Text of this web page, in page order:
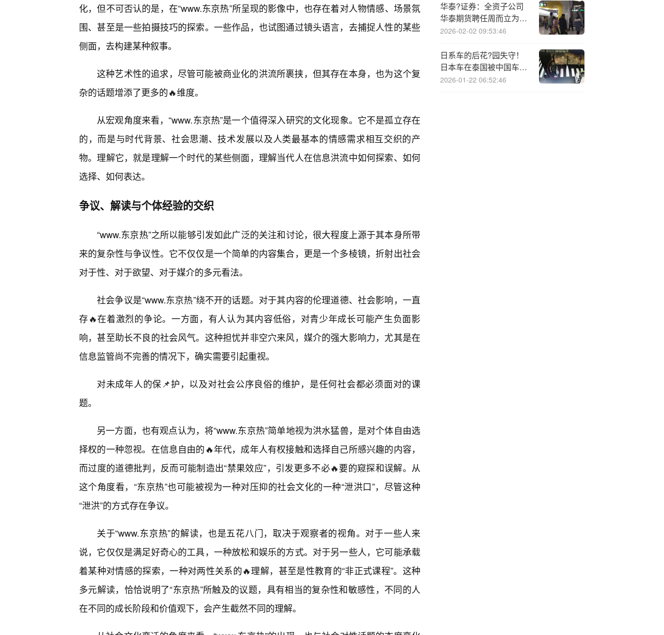
化，但不可否认的是，在“www.东京热”所呈现的影像中，也存在着对人物情感、场景氛
围、甚至是一些拍摄技巧的探索。一些作品，也试图通过镜头语言，去捕捉人性的某些
侧面，去构建某种叙事。
这种艺术性的追求，尽管可能被商业化的洪流所裹挟，但其存在本身，也为这个复
杂的话题增添了更多的🔥维度。
从宏观角度来看，“www.东京热”是一个值得深入研究的文化现象。它不是孤立存在
的，而是与时代背景、社会思潮、技术发展以及人类最基本的情感需求相互交织的产
物。理解它，就是理解一个时代的某些侧面，理解当代人在信息洪流中如何探索、如何
选择、如何表达。
争议、解读与个体经验的交织
“www.东京热”之所以能够引发如此广泛的关注和讨论，很大程度上源于其本身所带
来的复杂性与争议性。它不仅仅是一个简单的内容集合，更是一个多棱镜，折射出社会
对于性、对于欲望、对于媒介的多元看法。
社会争议是“www.东京热”绕不开的话题。对于其内容的伦理道德、社会影响，一直
存🔥在着激烈的争论。一方面，有人认为其内容低俗，对青少年成长可能产生负面影
响，甚至助长不良的社会风气。这种担忧并非空穴来风，媒介的强大影响力，尤其是在
信息监管尚不完善的情况下，确实需要引起重视。
对未成年人的保📌护，以及对社会公序良俗的维护，是任何社会都必须面对的课
题。
另一方面，也有观点认为，将“www.东京热”简单地视为洪水猛兽，是对个体自由选
择权的一种忽视。在信息自由的🔥年代，成年人有权接触和选择自己所感兴趣的内容，
而过度的道德批判，反而可能制造出“禁果效应”，引发更多不必🔥要的窥探和误解。从
这个角度看，“东京热”也可能被视为一种对压抑的社会文化的一种“泄洪口”，尽管这种
“泄洪”的方式存在争议。
关于“www.东京热”的解读，也是五花八门，取决于观察者的视角。对于一些人来
说，它仅仅是满足好奇心的工具，一种放松和娱乐的方式。对于另一些人，它可能承载
着某种对情感的探索，一种对两性关系的🔥理解，甚至是性教育的“非正式课程”。这种
多元解读，恰恰说明了“东京热”所触及的议题，具有相当的复杂性和敏感性，不同的人
在不同的成长阶段和价值观下，会产生截然不同的理解。
华泰?证券：全资子公司
华泰期货聘任周而立为其
总经理
2026-02-02 09:53:46
日系车的后花?园失守！
日本车在泰国被中国车企
降维打击
2026-01-22 06:52:46